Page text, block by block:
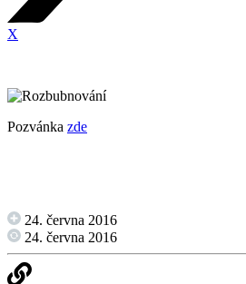
X
Pozvánka zde
24. června 2016
24. června 2016